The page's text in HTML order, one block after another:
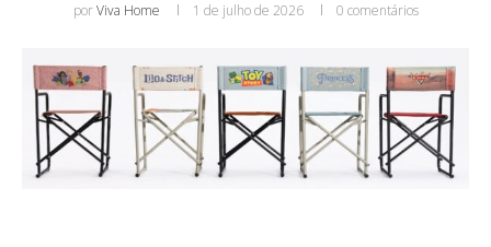
porViva Home 1 de julho de 2026 0 comentários